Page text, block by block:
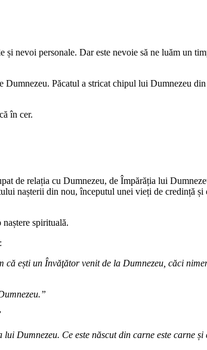
nevoi personale. Dar este nevoie să ne luăm un
Păcatul a stricat chipul lui Dumnezeu
în cer.
de relația cu Dumnezeu, de Împărăția lui
nașterii din nou, începutul unei vieți de credință și
spirituală.
ești un Învăţător venit de la Dumnezeu, căci
Dumnezeu. Ce este născut din carne este carne și